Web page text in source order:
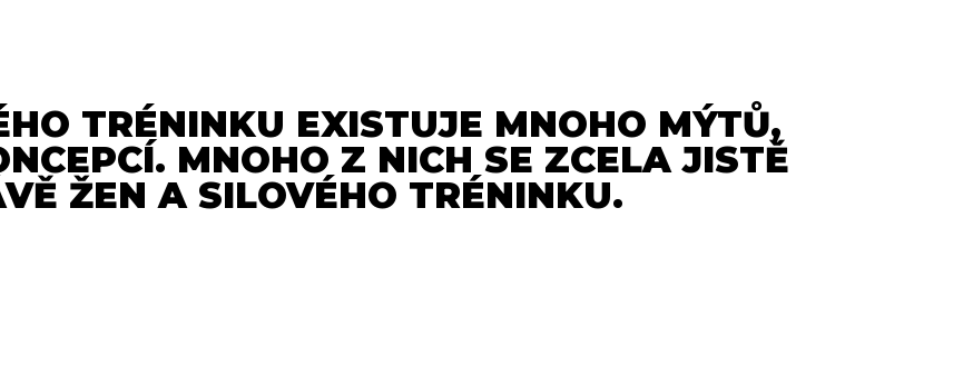
TRÉNINKU EXISTUJE MNOHO MÝTŮ,
MNOHO Z NICH SE ZCELA JISTĚ
ŽEN A SILOVÉHO TRÉNINKU.